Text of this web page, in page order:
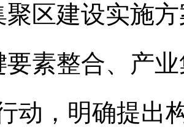
区建设实施
要素整合、产
动，明确提出